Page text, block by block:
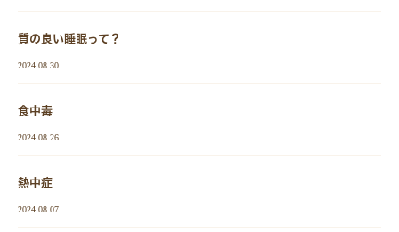
質の良い睡眠って？
2024.08.30
食中毒
2024.08.26
熱中症
2024.08.07